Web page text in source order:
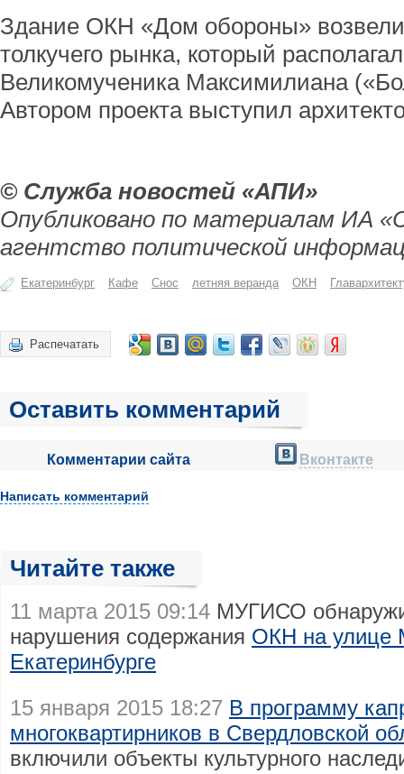
Здание ОКН «Дом обороны» возвели
толкучего рынка, который
Великомученика Максимилиана
Автором проекта выступил
© Служба новостей «АПИ»
Опубликовано по материалам ИА
агентство политической
Екатеринбург Кафе Снос летняя веранда ОКН
Распечатать
Оставить комментарий
Комментарии сайта Вконтакте
Написать комментарий
Читайте также
11 марта 2015 09:14 МУГИСО
нарушения содержания ОКН на улице
Екатеринбурге
15 января 2015 18:27 В программу
многоквартирников в Свердловской
включили объекты культурного